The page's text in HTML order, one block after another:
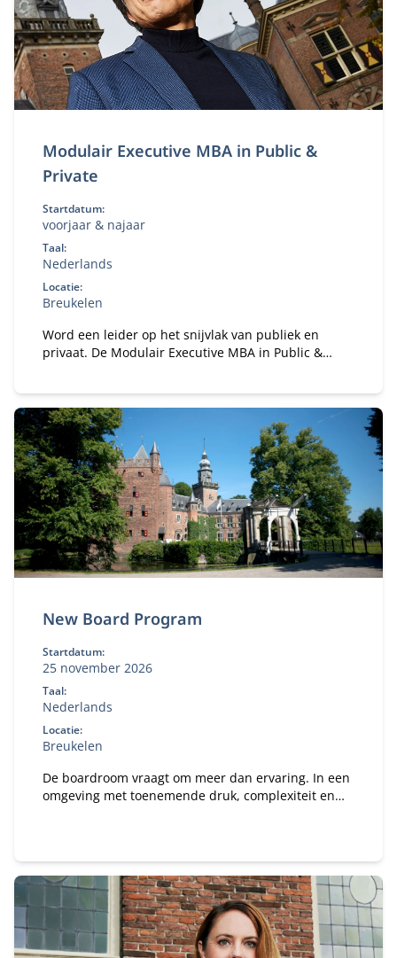
Modulair Executive MBA in Public &
Private
Startdatum:
voorjaar & najaar
Taal:
Nederlands
Locatie:
Breukelen
Word een leider op het snijvlak van publiek en
privaat. De Modulair Executive MBA in Public &
New Board Program
Startdatum:
25 november 2026
Taal:
Nederlands
Locatie:
Breukelen
De boardroom vraagt om meer dan ervaring. In een
omgeving met toenemende druk, complexiteit en
Board Program ontwikkel je jouw besluitvorming,
stakeholderdialoog en constructieve tegenspraak,
en vertaal je iedere module direct naar jouw